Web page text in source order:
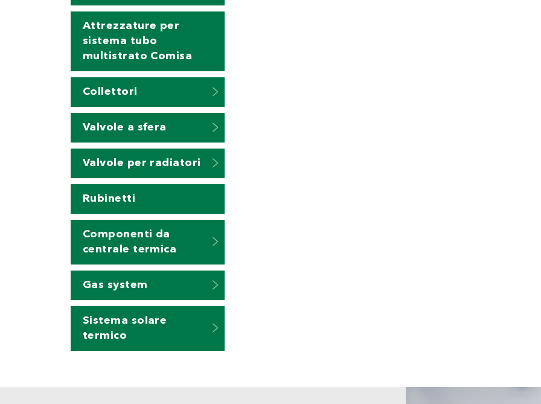
Attrezzature per
sistema tubo
multistrato Comisa
Collettori
Valvole a sfera
Valvole per radiatori
Rubinetti
Componenti da
centrale termica
Gas system
Sistema solare
termico